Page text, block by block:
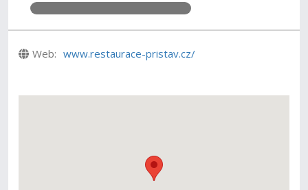
Web: www.restaurace-pristav.cz/